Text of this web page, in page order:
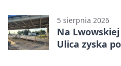
5 sierpnia 2026
Na
Ulica zyska